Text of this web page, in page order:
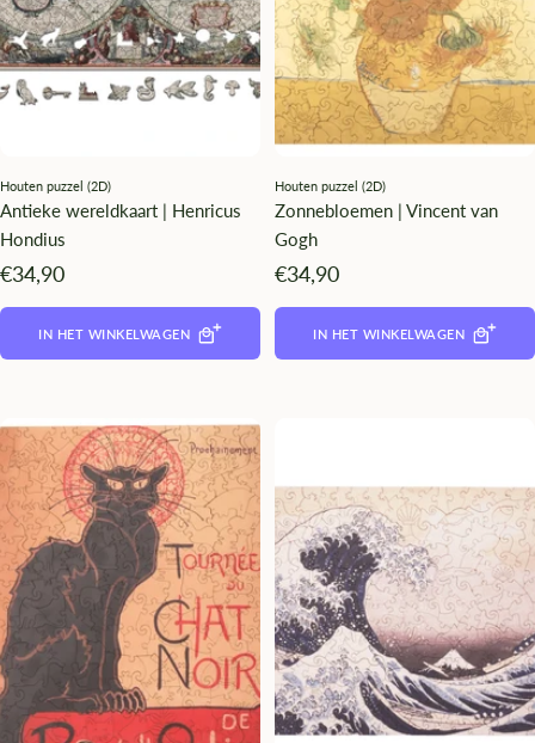
Houten puzzel (2D)
Antieke wereldkaart | Henricus
Hondius
Angebotspreis
€34,90
IN HET WINKELWAGEN
Houten puzzel (2D)
Zonnebloemen | Vincent van
Gogh
Angebotspreis
€34,90
IN HET WINKELWAGEN